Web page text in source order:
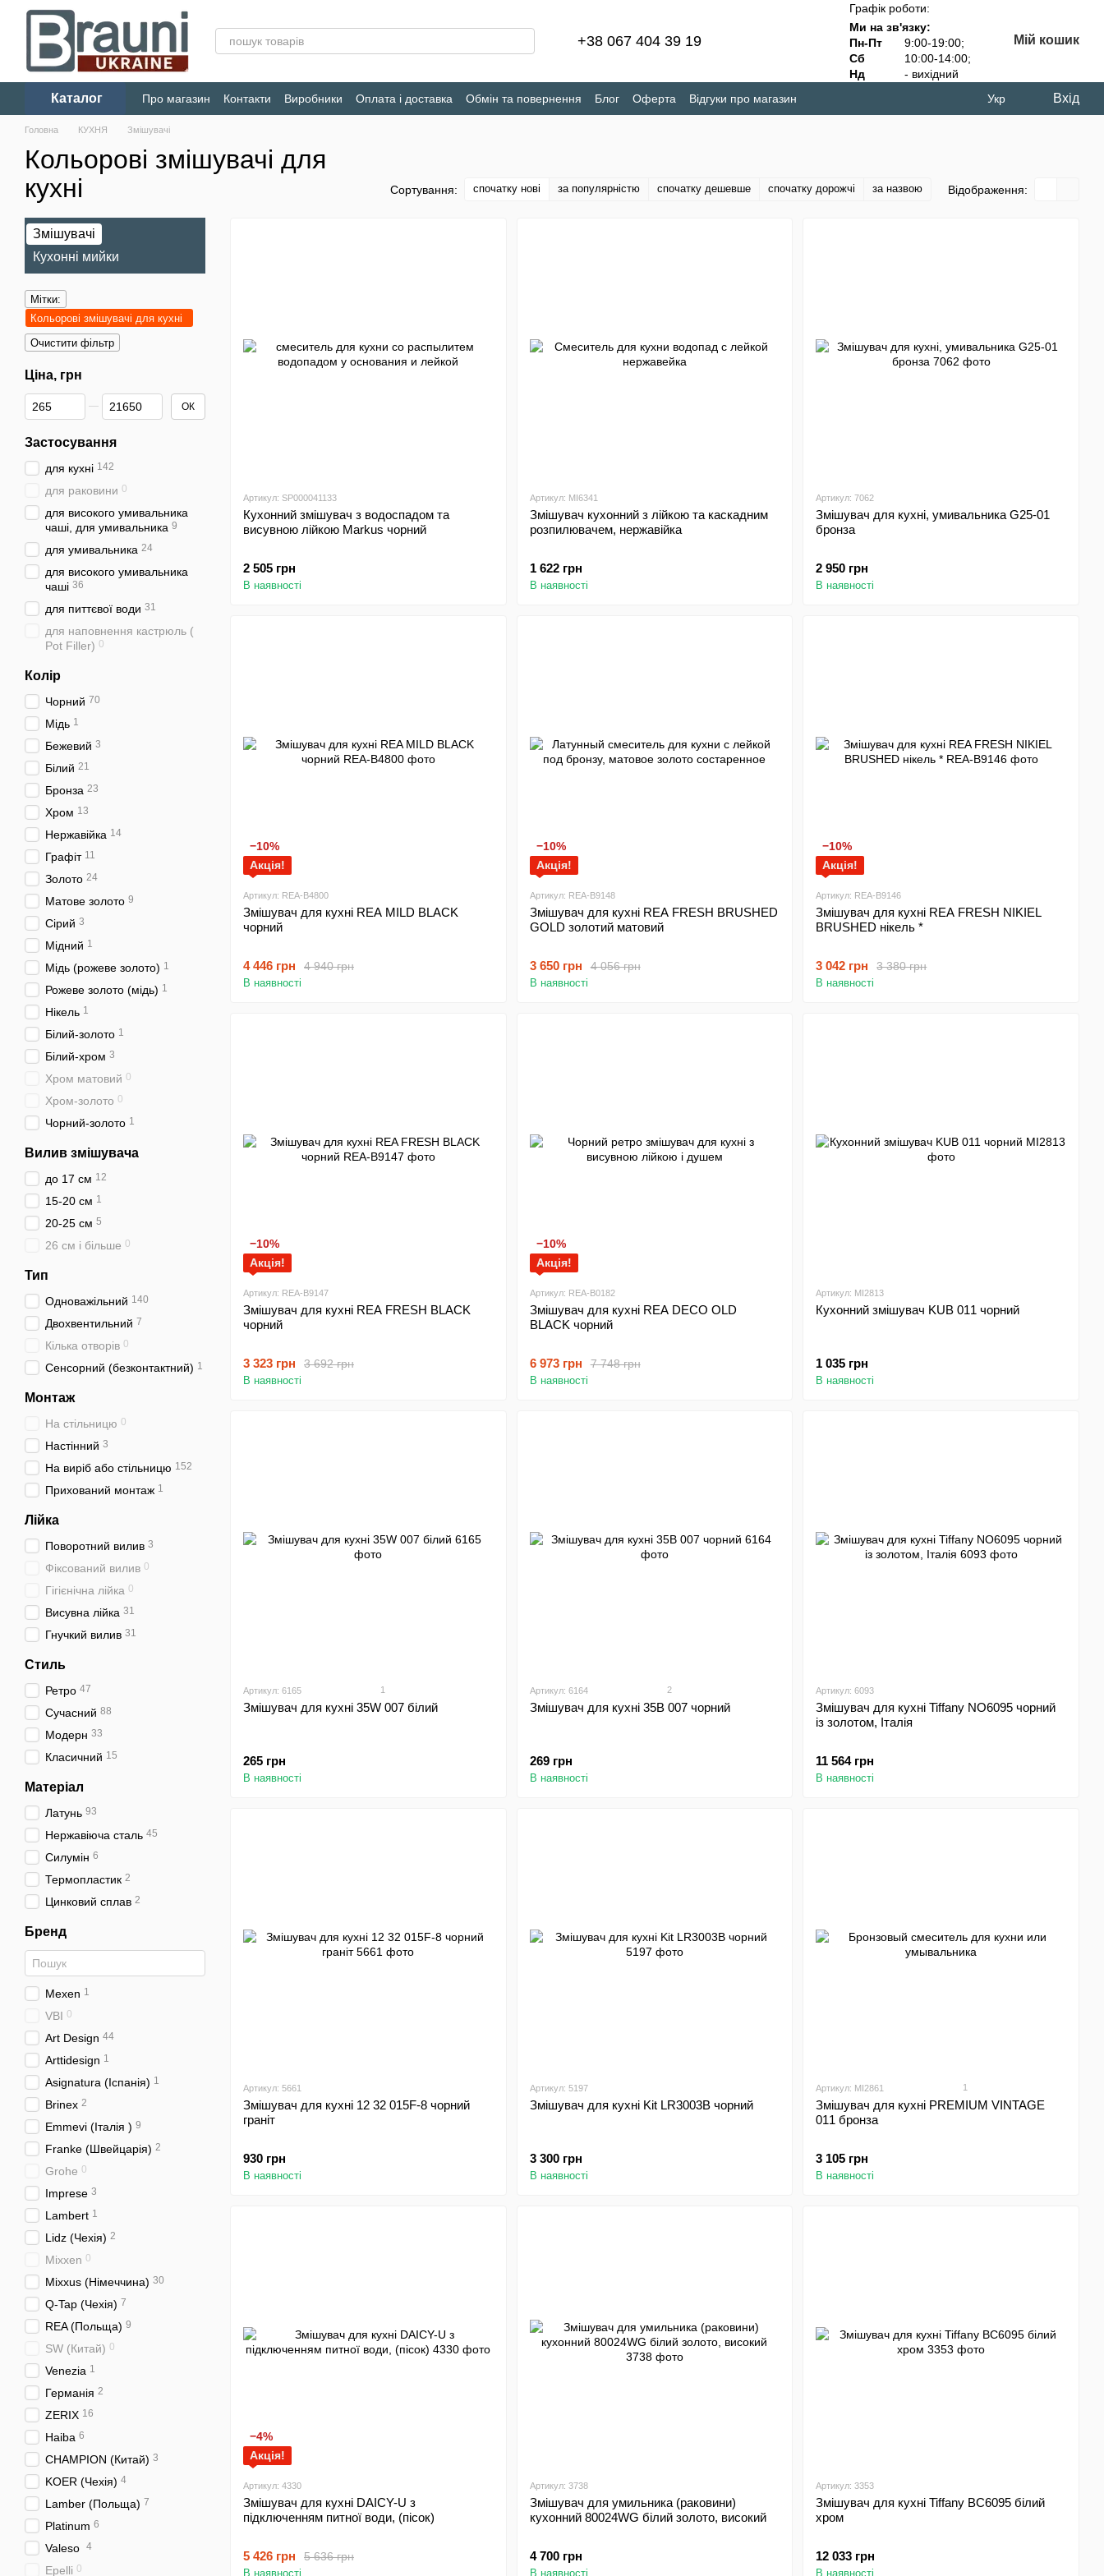
Перейти до основного контенту
+38 067 404 39 19
Графік роботи:
Ми на зв'язку:
Пн-Пт
9:00-19:00;
Сб
10:00-14:00;
Нд
- вихідний
Мій кошик
Каталог Про магазин Контакти Виробники Оплата і доставка Обмін та повернення Блог Оферта
Відгуки про магазин
Конфіденційність
Укр Вхід
Головна КУХНЯ Змішувачі
Кольорові змішувачі для
кухні
Сортування: спочатку нові за популярністю спочатку дешевше спочатку дорожчі за назвою Відображення:
Артикул: SP000041133
Кухонний змішувач з водоспадом та
висувною лійкою Markus чорний
2 505 грн
В наявності
Артикул: MI6341
Змішувач кухонний з лійкою та каскадним
розпилювачем, нержавійка
1 622 грн
В наявності
Артикул: 7062
Змішувач для кухні, умивальника G25-01
бронза
2 950 грн
В наявності
−10%
Акція!
Артикул: REA-B4800
Змішувач для кухні REA MILD BLACK
чорний
4 940 грн
4 446 грн
В наявності
−10%
Акція!
Артикул: REA-B9148
Змішувач для кухні REA FRESH BRUSHED
GOLD золотий матовий
4 056 грн
3 650 грн
В наявності
−10%
Акція!
Артикул: REA-B9146
Змішувач для кухні REA FRESH NIKIEL
BRUSHED нікель *
3 380 грн
3 042 грн
В наявності
−10%
Акція!
Артикул: REA-B9147
Змішувач для кухні REA FRESH BLACK
чорний
3 692 грн
3 323 грн
В наявності
−10%
Акція!
Артикул: REA-B0182
Змішувач для кухні REA DECO OLD
BLACK чорний
7 748 грн
6 973 грн
В наявності
Артикул: MI2813
Кухонний змішувач KUB 011 чорний
1 035 грн
В наявності
Артикул: 6165 1
Змішувач для кухні 35W 007 білий
265 грн
В наявності
Артикул: 6164 2
Змішувач для кухні 35B 007 чорний
269 грн
В наявності
Артикул: 6093
Змішувач для кухні Tiffany NO6095 чорний
із золотом, Італія
11 564 грн
В наявності
Артикул: 5661
Змішувач для кухні 12 32 015F-8 чорний
граніт
930 грн
В наявності
Артикул: 5197
Змішувач для кухні Kit LR3003B чорний
3 300 грн
В наявності
Артикул: MI2861 1
Змішувач для кухні PREMIUM VINTAGE
011 бронза
3 105 грн
В наявності
−4%
Акція!
Артикул: 4330
Змішувач для кухні DAICY-U з
підключенням питної води, (пісок)
5 636 грн
5 426 грн
В наявності
Артикул: 3738
Змішувач для умильника (раковини)
кухонний 80024WG білий золото, високий
4 700 грн
В наявності
Артикул: 3353
Змішувач для кухні Tiffany BC6095 білий
хром
12 033 грн
В наявності
Змішувачі
Кухонні мийки
Мітки:
Кольорові змішувачі для кухні
Очистити фільтр
Ціна, грн
Від Ціна, грн
До Ціна, грн ОК
Застосування
для кухні 142
для раковини 0
для високого умивальника
чаші, для умивальника 9
для умивальника 24
для високого умивальника
чаші 36
для питтєвої води 31
для наповнення кастрюль (
Pot Filler) 0
Колір
Чорний 70
Мідь 1
Бежевий 3
Білий 21
Бронза 23
Хром 13
Нержавійка 14
Графіт 11
Золото 24
Матове золото 9
Сірий 3
Мідний 1
Мідь (рожеве золото) 1
Рожеве золото (мідь) 1
Нікель 1
Білий-золото 1
Білий-хром 3
Хром матовий 0
Хром-золото 0
Чорний-золото 1
Вилив змішувача
до 17 см 12
15-20 см 1
20-25 см 5
26 см і більше 0
Тип
Одноважільний 140
Двохвентильний 7
Кілька отворів 0
Сенсорний (безконтактний) 1
Монтаж
На стільницю 0
Настінний 3
На виріб або стільницю 152
Прихований монтаж 1
Лійка
Поворотний вилив 3
Фіксований вилив 0
Гігієнічна лійка 0
Висувна лійка 31
Гнучкий вилив 31
Стиль
Ретро 47
Сучасний 88
Модерн 33
Класичний 15
Матеріал
Латунь 93
Нержавіюча сталь 45
Силумін 6
Термопластик 2
Цинковий сплав 2
Бренд
Mexen 1
VBI 0
Art Design 44
Arttidesign 1
Asignatura (Іспанія) 1
Brinex 2
Emmevi (Італія ) 9
Franke (Швейцарія) 2
Grohe 0
Imprese 3
Lambert 1
Lidz (Чехія) 2
Mixxen 0
Mixxus (Німеччина) 30
Q-Tap (Чехія) 7
REA (Польща) 9
SW (Китай) 0
Venezia 1
Германія 2
ZERIX 16
Haiba 6
CHAMPION (Китай) 3
KOER (Чехія) 4
Lamber (Польща) 7
Platinum 6
Valeso 4
Epelli 0